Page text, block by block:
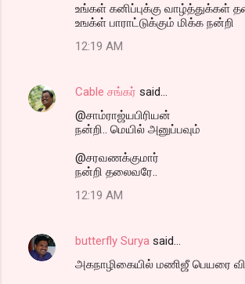
உங்கள் கனிப்புக்கு வாழ்த்துக்கள்
உஙக்ள் பாராட்டுக்கும் மிக்க நன்றி
12:19 AM
Cable சங்கர் said…
@சாம்ராஜ்யபிரியன்
நன்றி.. மெயில் அனுப்பவும்
@சரவணக்குமார்
நன்றி தலைவரே..
12:19 AM
butterfly Surya said…
அகநாழிகையில் மணிஜீ பெயரை